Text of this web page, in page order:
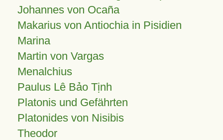
Johannes von Ocaña
Makarius von Antiochia in Pisidien
Marina
Martin von Vargas
Menalchius
Paulus Lê Bảo Tịnh
Platonis und Gefährten
Platonides von Nisibis
Theodor